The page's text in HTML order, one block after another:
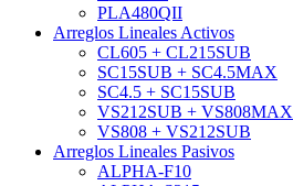
PLA480QII
Arreglos Lineales Activos
CL605 + CL215SUB
SC15SUB + SC4.5MAX
SC4.5 + SC15SUB
VS212SUB + VS808MAX
VS808 + VS212SUB
Arreglos Lineales Pasivos
ALPHA-F10